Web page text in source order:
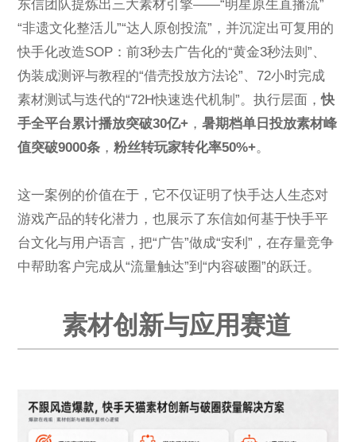
东信团队提炼出三大素材引擎——“明星原生直播流”
“非遗文化整活儿”“达人原创投流”，并沉淀出可复用的
快手化改造SOP：前3秒去广告化的“黄金3秒法则”、
伪装成测评与教程的“借壳投放方法论”、72小时完成
素材测试与迭代的“72H快速迭代机制”。执行层面，快
手全平台累计播放突破30亿+ ，暑期档单日投放素材峰
值突破9000条 ，粉丝转玩家转化率50%+。
这一案例的价值在于，它不仅证明了快手达人生态对
游戏产品的转化潜力，也展示了东信如何基于快手平
台文化与用户语言，把“广告”做成“安利”，在存量竞争
中帮助客户完成从“流量触达”到“内容破圈”的跃迁。
素材创新与应用赛道